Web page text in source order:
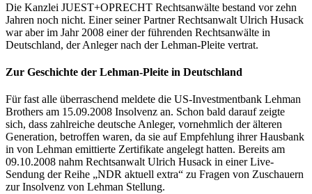
Die Kanzlei JUEST+OPRECHT Rechtsanwälte bestand vor zehn
Jahren noch nicht. Einer seiner Partner Rechtsanwalt Ulrich Husack
war aber im Jahr 2008 einer der führenden Rechtsanwälte in
Deutschland, der Anleger nach der Lehman-Pleite vertrat.
Zur Geschichte der Lehman-Pleite in Deutschland
Für fast alle überraschend meldete die US-Investmentbank Lehman
Brothers am 15.09.2008 Insolvenz an. Schon bald darauf zeigte
sich, dass zahlreiche deutsche Anleger, vornehmlich der älteren
Generation, betroffen waren, da sie auf Empfehlung ihrer Hausbank
in von Lehman emittierte Zertifikate angelegt hatten. Bereits am
09.10.2008 nahm Rechtsanwalt Ulrich Husack in einer Live-
Sendung der Reihe „NDR aktuell extra“ zu Fragen von Zuschauern
zur Insolvenz von Lehman Stellung.